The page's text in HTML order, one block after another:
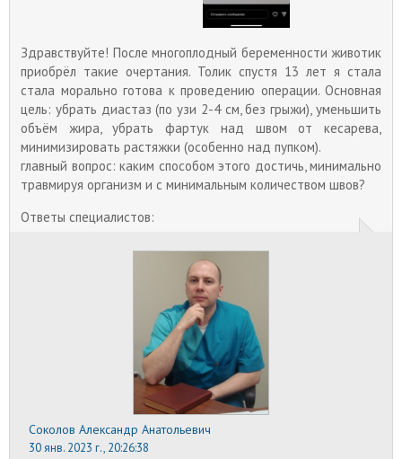
Здравствуйте! После многоплодный беременности животик
приобрёл такие очертания. Толик спустя 13 лет я стала
стала морально готова к проведению операции. Основная
цель: убрать диастаз (по узи 2-4 см, без грыжи), уменьшить
объём жира, убрать фартук над швом от кесарева,
минимизировать растяжки (особенно над пупком).
главный вопрос: каким способом этого достичь, минимально
травмируя организм и с минимальным количеством швов?
Ответы специалистов:
Соколов Александр Анатольевич
30 янв. 2023 г., 20:26:38